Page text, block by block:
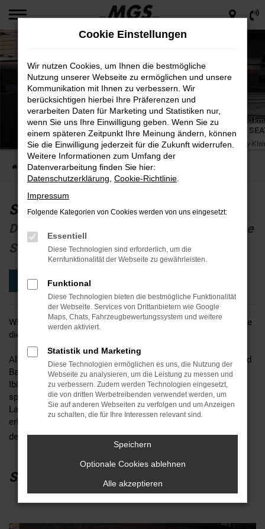
Zum
Hauptinhalt
Der City-
Energieverbrauch nach WLTP in l/100km kombiniert*:5,1 l/100 km
Emissionen: kombiniert*:123 g/km; CO2-Klasse: D.
Startseite Unternehmen Neuigkeiten SEAT Ibiza
SEAT Ibiza
Der City-Kleinwagen bei MGS Motor Gruppe
Sticht
Jetzt unverbindlich anfragen
Willkommen bei der MGS Motor Gruppe Sticht! Entdecken Sie
die lebendige Tradition agiler Kleinwagen mit dem Seat Ibiza.
Als Ihr vertrauensvoller Seat / Cupra-Partner in Wunsiedel und
Bayreuth präsentieren wir Ihnen den charismatischen Seat
Ibiza - ein dynamischer Kompaktwagen, der mit seinem
sportlichen Erbe und modernsten Innovationen beeindruckt.
Lassen Sie sich von unserem erfahrenen Team beraten und
erleben Sie den Seat Ibiza, der die Freude am Fahren neu
definiert.
SEAT IBIZA
Cookie Einstellungen
Wir nutzen Cookies, um Ihnen die bestmögliche
Nutzung unserer Webseite zu ermöglichen und unsere
Kommunikation mit Ihnen zu verbessern. Wir
berücksichtigen hierbei Ihre Präferenzen und
verarbeiten Daten für Marketing und Statistiken nur,
wenn Sie uns Ihre Einwilligung geben. Wenn Sie zu
einem späteren Zeitpunkt Ihre Meinung ändern, können
Sie die Einwilligung jederzeit für die Zukunft widerrufen.
Weitere Informationen zum Umfang der
Datenverarbeitung finden Sie hier:
Datenschutzerklärung Cookie-Richtlinie
Impressum
Folgende Kategorien von Cookies werden von uns eingesetzt:
Essentiell
Diese Technologien sind erforderlich, um die
Kernfunktionalität der Webseite zu gewährleisten.
Funktional
Diese Technologien bieten die bestmögliche Funktionalität
der Webseite. Services von Drittanbietern wie Google
Maps, Chats, Fahrzeugbewertungssystem und weitere
werden aktiviert.
Statistik und Marketing
Diese Technologien ermöglichen es uns, die Nutzung der
Webseite zu analysieren, um die Leistung zu messen und
zu verbessern. Zudem werden Technologien eingesetzt,
die von dritten Werbetreibenden verwendet werden, um
Sie auf anderen Webseiten zu verfolgen und um Anzeigen
zu schalten, die für Ihre Interessen relevant sind.
Speichern
Optionale Cookies ablehnen
Alle akzeptieren